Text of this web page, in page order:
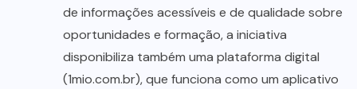
de informações acessíveis e de qualidade sobre
oportunidades e formação, a iniciativa
disponibiliza também uma plataforma digital
(1mio.com.br), que funciona como um aplicativo